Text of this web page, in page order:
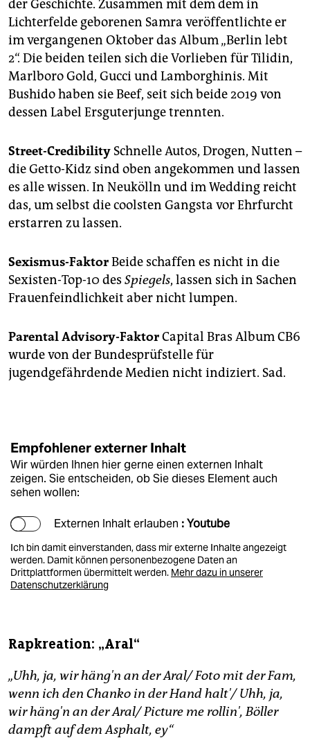
der Geschichte. Zusammen mit dem dem in
Lichterfelde geborenen Samra veröffentlichte er
im vergangenen Oktober das Album „Berlin lebt
2“. Die beiden teilen sich die Vorlieben für Tilidin,
Marlboro Gold, Gucci und Lamborghinis. Mit
Bushido haben sie Beef, seit sich beide 2019 von
dessen Label Ersguterjunge trennten.
Street-Credibility Schnelle Autos, Drogen, Nutten –
die Getto-Kidz sind oben angekommen und lassen
es alle wissen. In Neukölln und im Wedding reicht
das, um selbst die coolsten Gangsta vor Ehrfurcht
erstarren zu lassen.
Sexismus-FaktorBeide schaffen es nicht in die
Sexisten-Top-10 des Spiegels, lassen sich in Sachen
Frauenfeindlichkeit aber nicht lumpen.
Parental Advisory-FaktorCapital Bras Album CB6
wurde von der Bundesprüfstelle für
jugendgefährdende Medien nicht indiziert. Sad.
Empfohlener externer Inhalt
Wir würden Ihnen hier gerne einen externen Inhalt
zeigen. Sie entscheiden, ob Sie dieses Element auch
sehen wollen:
Externen Inhalt erlauben : Youtube
Ich bin damit einverstanden, dass mir externe Inhalte angezeigt
werden. Damit können personenbezogene Daten an
Drittplattformen übermittelt werden. Mehr dazu in unserer
Datenschutzerklärung
Rapkreation: „Aral“
„Uhh, ja, wir häng'n an der Aral/ Foto mit der Fam,
wenn ich den Chanko in der Hand halt'/ Uhh, ja,
wir häng'n an der Aral/ Picture me rollin', Böller
dampft auf dem Asphalt, ey“